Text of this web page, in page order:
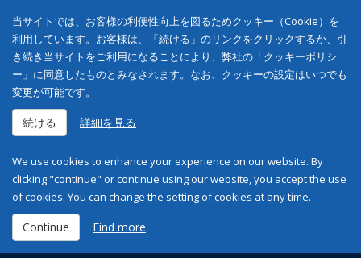
当サイトでは、お客様の利便性向上を図るためクッキー（Cookie）を
利用しています。お客様は、「続ける」のリンクをクリックするか、引
き続き当サイトをご利用になることにより、弊社の「クッキーポリシ
ー」に同意したものとみなされます。なお、クッキーの設定はいつでも
変更が可能です。
続ける 詳細を見る
We use cookies to enhance your experience on our website. By
clicking "continue" or continue using our website, you accept the use
of cookies. You can change the setting of cookies at any time.
Continue Find more